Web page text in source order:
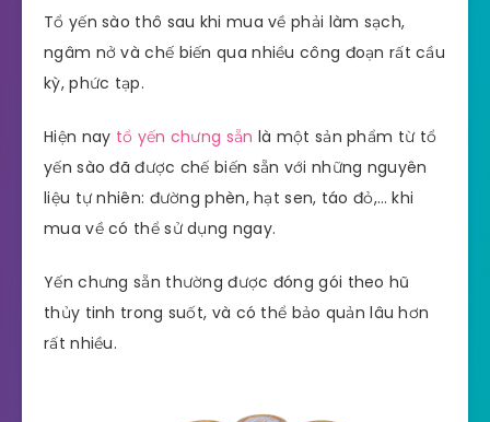
Tổ yến sào thô sau khi mua về phải làm sạch,
ngâm nở và chế biến qua nhiều công đoạn rất cầu
kỳ, phức tạp.
Hiện nay tổ yến chưng sẵn là một sản phẩm từ tổ
yến sào đã được chế biến sẵn với những nguyên
liệu tự nhiên: đường phèn, hạt sen, táo đỏ,… khi
mua về có thể sử dụng ngay.
Yến chưng sẵn thường được đóng gói theo hũ
thủy tinh trong suốt, và có thể bảo quản lâu hơn
rất nhiều.